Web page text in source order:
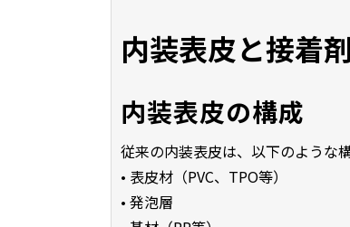
内装表皮と接着剤
内装表皮の構成
従来の内装表皮は、以下のような
• 表皮材（PVC、TPO等）
• 発泡層